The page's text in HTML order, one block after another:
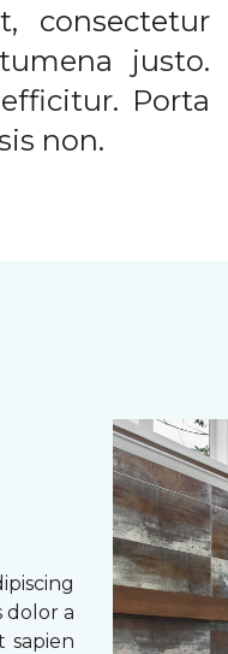
consectetur
justo.
Porta
non.
dolor a
sapien